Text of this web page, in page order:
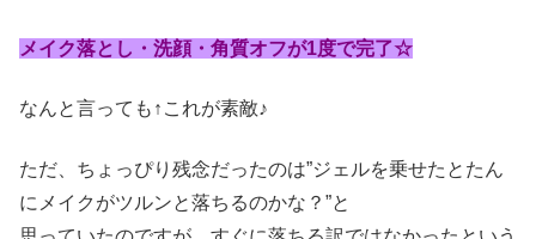
メイク落とし・洗顔・角質オフが1度で完了☆
なんと言っても↑これが素敵♪
ただ、ちょっぴり残念だったのは”ジェルを乗せたとたん
にメイクがツルンと落ちるのかな？”と